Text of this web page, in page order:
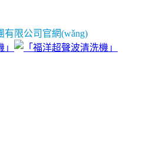
限公司官網(wǎng)